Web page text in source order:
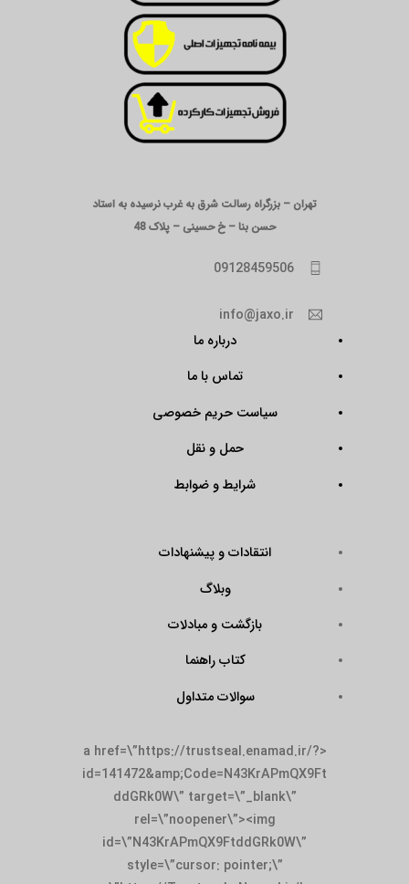
تهران – بزرگراه رسالت شرق به غرب نرسیده به استاد
حسن بنا – خ حسینی – پلاک 48
09128459506
info@jaxo.ir
درباره ما
تماس با ما
سیاست حریم خصوصی
حمل و نقل
شرایط و ضوابط
انتقادات و پیشنهادات
وبلاگ
بازگشت و مبادلات
کتاب راهنما
سوالات متداول
<a href=\”https://trustseal.enamad.ir/?
id=141472&amp;Code=N43KrAPmQX9Ft
ddGRk0W\” target=\”_blank\”
rel=\”noopener\”><img
id=\”N43KrAPmQX9FtddGRk0W\”
style=\”cursor: pointer;\”